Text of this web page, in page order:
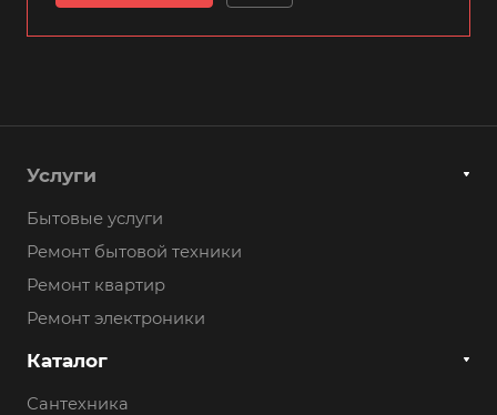
Услуги
Бытовые услуги
Ремонт бытовой техники
Ремонт квартир
Ремонт электроники
Каталог
Сантехника